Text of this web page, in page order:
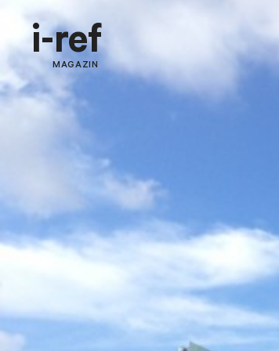
i-ref
MAGAZIN